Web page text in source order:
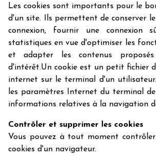
Les cookies sont importants pour le
d'un site. Ils permettent de conserver
connexion, fournir une connexion
statistiques en vue d'optimiser les
et adapter les contenus
d'intérêt.Un cookie est un petit fichier
internet sur le terminal d'un
les paramètres Internet du terminal
informations relatives à la navigation
Contrôler et supprimer les cookies
Vous pouvez à tout moment
cookies d'un navigateur.